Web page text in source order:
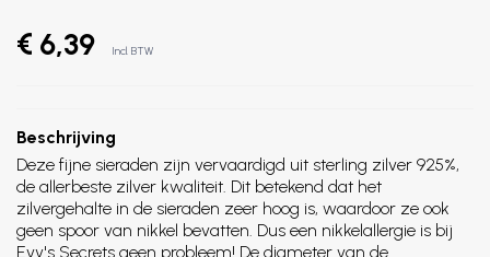
€ 6,39 Incl. BTW
Beschrijving
Deze fijne sieraden zijn vervaardigd uit sterling zilver 925%,
de allerbeste zilver kwaliteit. Dit betekend dat het
zilvergehalte in de sieraden zeer hoog is, waardoor ze ook
geen spoor van nikkel bevatten. Dus een nikkelallergie is bij
Evy's Secrets geen probleem! De diameter van de